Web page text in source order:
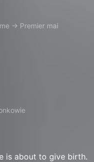
→ Premier mai
is about to give birth.